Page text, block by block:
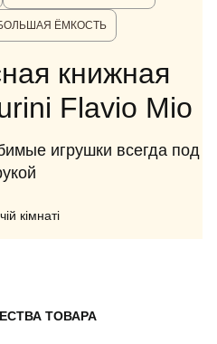
ЁМКОСТЬ
книжная
Flavio Mio
игрушки всегда под
ТОВАРА